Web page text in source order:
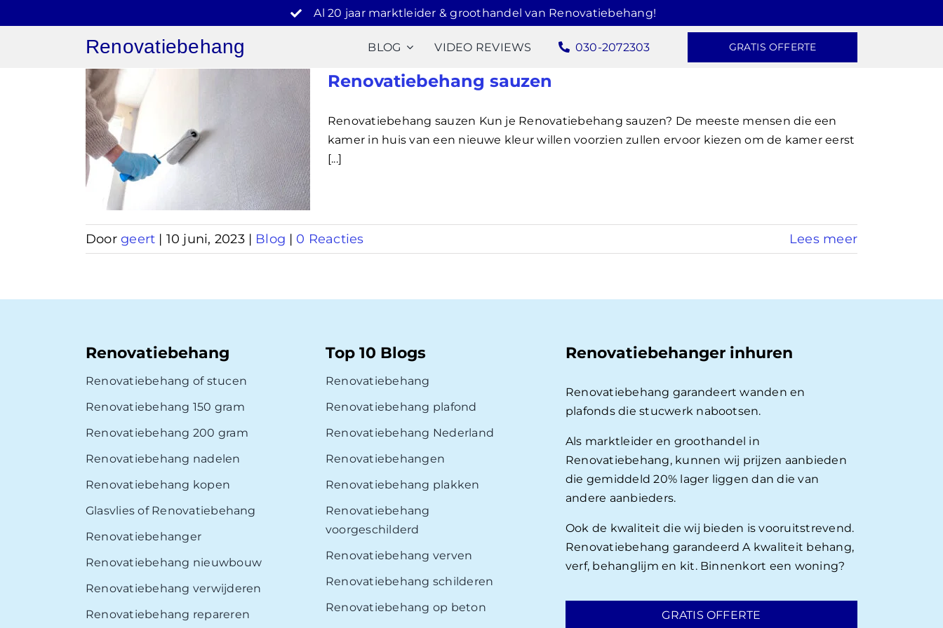
naar
Al 20 jaar marktleider & groothandel van Renovatiebehang!
Renovatiebehang BLOG VIDEO REVIEWS 030-2072303 GRATIS OFFERTE
Renovatiebehang sauzen
Renovatiebehang sauzen Kun je Renovatiebehang sauzen? De meeste mensen die een
kamer in huis van een nieuwe kleur willen voorzien zullen ervoor kiezen om de kamer eerst
[...]
Doorgeert | 10 juni, 2023 | Blog | 0 Reacties Lees meer
Renovatiebehang
Renovatiebehang of stucen
Renovatiebehang 150 gram
Renovatiebehang 200 gram
Renovatiebehang nadelen
Renovatiebehang kopen
Glasvlies of Renovatiebehang
Renovatiebehanger
Renovatiebehang nieuwbouw
Renovatiebehang verwijderen
Renovatiebehang repareren
Top 10 Blogs
Renovatiebehang
Renovatiebehang plafond
Renovatiebehang Nederland
Renovatiebehangen
Renovatiebehang plakken
Renovatiebehang
voorgeschilderd
Renovatiebehang verven
Renovatiebehang schilderen
Renovatiebehang op beton
Renovatiebehanger inhuren
Renovatiebehang garandeert wanden en
plafonds die stucwerk nabootsen.
Als marktleider en groothandel in
Renovatiebehang, kunnen wij prijzen aanbieden
die gemiddeld 20% lager liggen dan die van
andere aanbieders.
Ook de kwaliteit die wij bieden is vooruitstrevend.
Renovatiebehang garandeerd A kwaliteit behang,
verf, behanglijm en kit. Binnenkort een woning?
GRATIS OFFERTE